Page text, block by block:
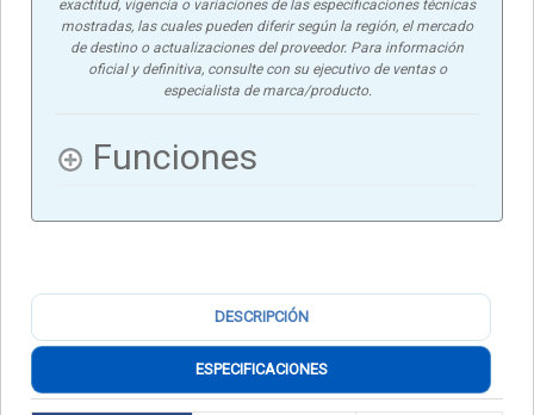
exactitud, vigencia o variaciones de las especificaciones técnicas
mostradas, las cuales pueden diferir según la región, el mercado
de destino o actualizaciones del proveedor. Para información
oficial y definitiva, consulte con su ejecutivo de ventas o
especialista de marca/producto.
Funciones
DESCRIPCIÓN
ESPECIFICACIONES